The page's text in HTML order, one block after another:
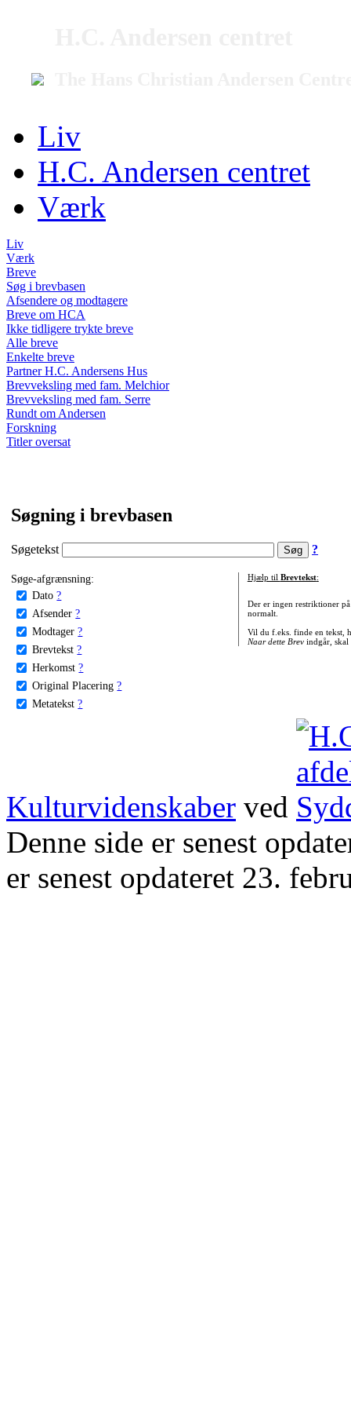
Liv
H.C. Andersen centret
Værk
Liv
Værk
Breve
Søg i brevbasen
Afsendere og modtagere
Breve om HCA
Ikke tidligere trykte breve
Alle breve
Enkelte breve
Partner H.C. Andersens Hus
Brevveksling med fam. Melchior
Brevveksling med fam. Serre
Rundt om Andersen
Forskning
Titler oversat
Søgning i brevbasen
Søgetekst ?
Søge-afgrænsning:
Dato ?
Afsender ?
Modtager ?
Brevtekst ?
Herkomst ?
Original Placering ?
Metatekst ?
Hjælp til Brevtekst:
Der er ingen restriktioner
normalt.
Vil du f.eks. finde en tekst,
Naar dette Brevindgår, skal
Kulturvidenskaber ved
Denne side er senest
er senest opdateret 23.